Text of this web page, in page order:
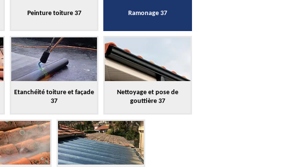
Peinture toiture 37 Ramonage 37
Etanchéité toiture et façade
37
Nettoyage et pose de
gouttière 37